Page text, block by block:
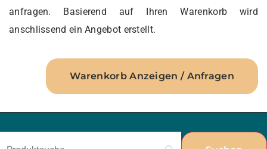
anfragen. Basierend auf Ihren Warenkorb wird
anschlissend ein Angebot erstellt.
Warenkorb Anzeigen / Anfragen